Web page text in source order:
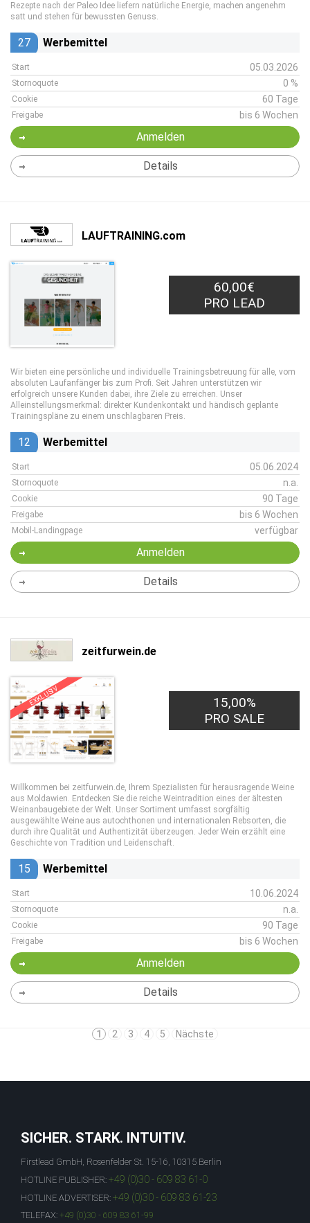
Rezepte nach der Paleo Idee liefern natürliche Energie, machen angenehm
satt und stehen für bewussten Genuss.
27 Werbemittel
Start 05.03.2026
Stornoquote 0 %
Cookie 60 Tage
Freigabe bis 6 Wochen
Anmelden
Details
LAUFTRAINING.com
60,00€
PRO LEAD
Wir bieten eine persönliche und individuelle Trainingsbetreuung für alle, vom
absoluten Laufanfänger bis zum Profi. Seit Jahren unterstützen wir
erfolgreich unsere Kunden dabei, ihre Ziele zu erreichen. Unser
Alleinstellungsmerkmal: direkter Kundenkontakt und händisch geplante
Trainingspläne zu einem unschlagbaren Preis.
12 Werbemittel
Start 05.06.2024
Stornoquote n.a.
Cookie 90 Tage
Freigabe bis 6 Wochen
Mobil-Landingpage verfügbar
Anmelden
Details
zeitfurwein.de
EXKLUSIV
15,00%
PRO SALE
Willkommen bei zeitfurwein.de, Ihrem Spezialisten für herausragende Weine
aus Moldawien. Entdecken Sie die reiche Weintradition eines der ältesten
Weinanbaugebiete der Welt. Unser Sortiment umfasst sorgfältig
ausgewählte Weine aus autochthonen und internationalen Rebsorten, die
durch ihre Qualität und Authentizität überzeugen. Jeder Wein erzählt eine
Geschichte von Tradition und Leidenschaft.
15 Werbemittel
Start 10.06.2024
Stornoquote n.a.
Cookie 90 Tage
Freigabe bis 6 Wochen
Anmelden
Details
1 2 3 4 5 Nächste
SICHER. STARK. INTUITIV.
Firstlead GmbH, Rosenfelder St. 15-16, 10315 Berlin
HOTLINE PUBLISHER: +49 (0)30 - 609 83 61-0
HOTLINE ADVERTISER: +49 (0)30 - 609 83 61-23
TELEFAX: +49 (0)30 - 609 83 61-99